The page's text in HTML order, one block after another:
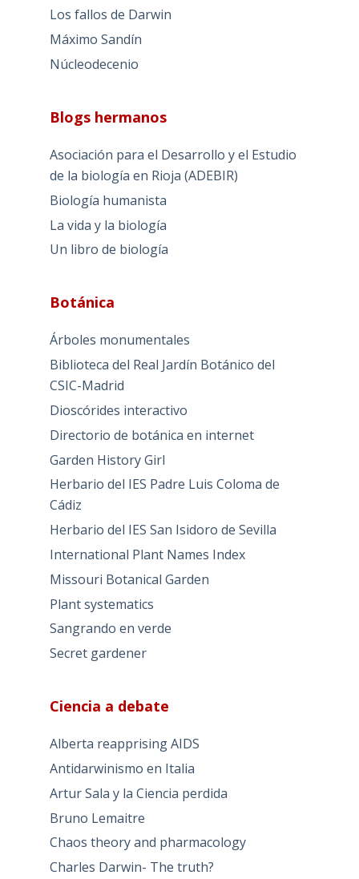
Los fallos de Darwin
Máximo Sandín
Núcleodecenio
Blogs hermanos
Asociación para el Desarrollo y el Estudio
de la biología en Rioja (ADEBIR)
Biología humanista
La vida y la biología
Un libro de biología
Botánica
Árboles monumentales
Biblioteca del Real Jardín Botánico del
CSIC-Madrid
Dioscórides interactivo
Directorio de botánica en internet
Garden History Girl
Herbario del IES Padre Luis Coloma de
Cádiz
Herbario del IES San Isidoro de Sevilla
International Plant Names Index
Missouri Botanical Garden
Plant systematics
Sangrando en verde
Secret gardener
Ciencia a debate
Alberta reapprising AIDS
Antidarwinismo en Italia
Artur Sala y la Ciencia perdida
Bruno Lemaitre
Chaos theory and pharmacology
Charles Darwin- The truth?